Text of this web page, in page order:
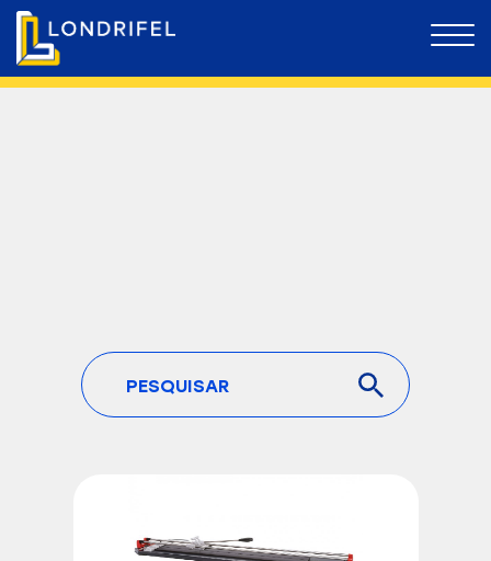
PRODUTOS PARA LOCAÇÃO